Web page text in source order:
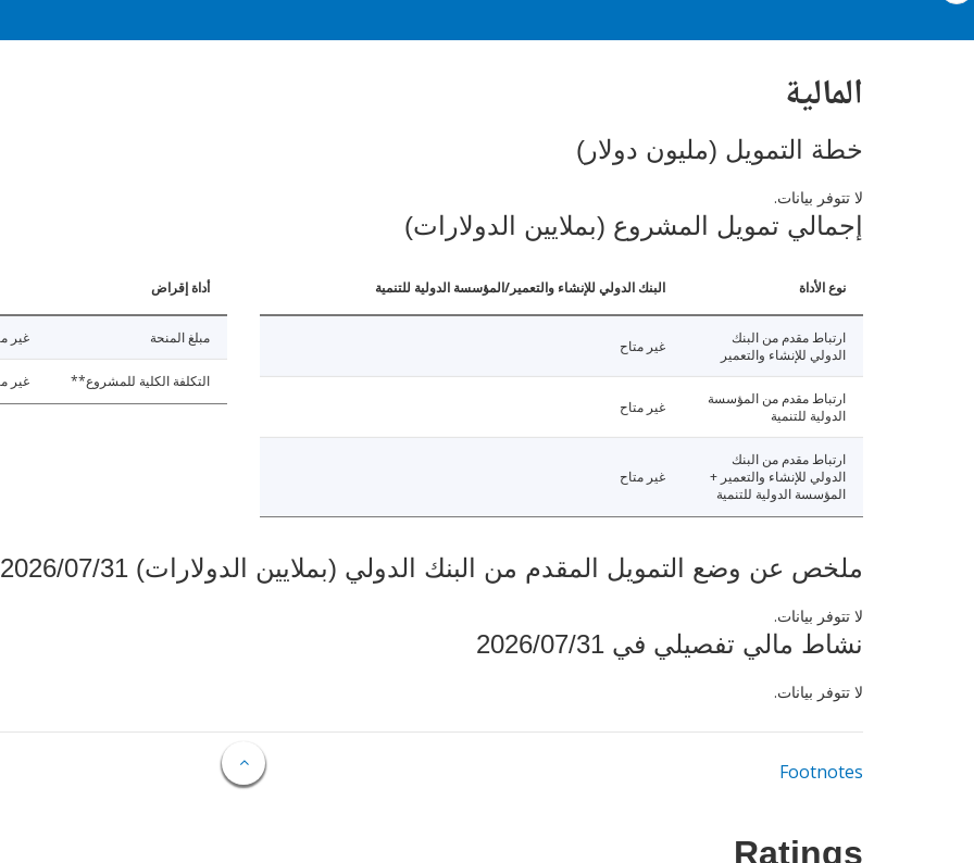
المالية
خطة التمويل (مليون دولار)
لا تتوفر بيانات.
إجمالي تمويل المشروع (بملايين الدولارات)
نوع الأداة البنك الدولي للإنشاء والتعمير/المؤسسة الدولية للتنمية
ارتباط مقدم من البنك
الدولي للإنشاء والتعمير
غير متاح
ارتباط مقدم من المؤسسة
الدولية للتنمية
غير متاح
ارتباط مقدم من البنك
الدولي للإنشاء والتعمير +
المؤسسة الدولية للتنمية
غير متاح
أداة إقراض
مبلغ المنحة غير
التكلفة الكلية للمشروع** غير
ملخص عن وضع التمويل المقدم من البنك الدولي (بملايين الدولارات) 2026/07/31
لا تتوفر بيانات.
نشاط مالي تفصيلي في 2026/07/31
لا تتوفر بيانات.
Footnotes